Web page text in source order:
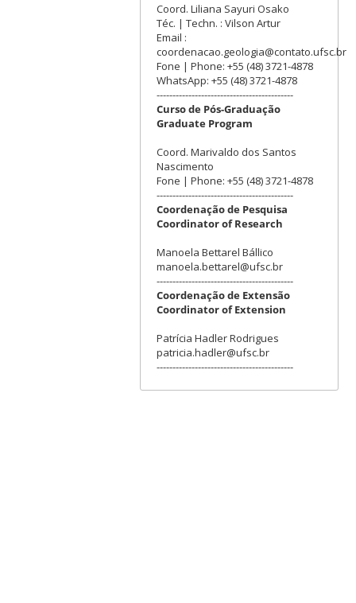
Coord. Liliana Sayuri Osako
Téc. | Techn. : Vilson Artur
Email :
coordenacao.geologia@contato.ufsc.br
Fone | Phone: +55 (48) 3721-4878
WhatsApp: +55 (48) 3721-4878
-------------------------------------------
Curso de Pós-Graduação
Graduate Program
Coord. Marivaldo dos Santos
Nascimento
Fone | Phone: +55 (48) 3721-4878
-------------------------------------------
Coordenação de Pesquisa
Coordinator of Research
Manoela Bettarel Bállico
manoela.bettarel@ufsc.br
-------------------------------------------
Coordenação de Extensão
Coordinator of Extension
Patrícia Hadler Rodrigues
patricia.hadler@ufsc.br
-------------------------------------------